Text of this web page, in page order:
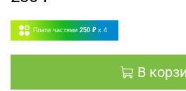
Плати частями 250 ₽ x 4
В